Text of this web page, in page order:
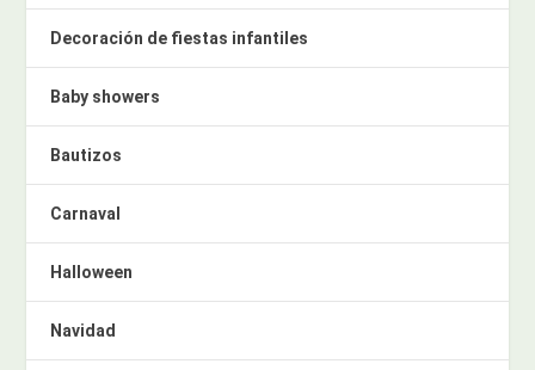
Decoración de fiestas infantiles
Baby showers
Bautizos
Carnaval
Halloween
Navidad